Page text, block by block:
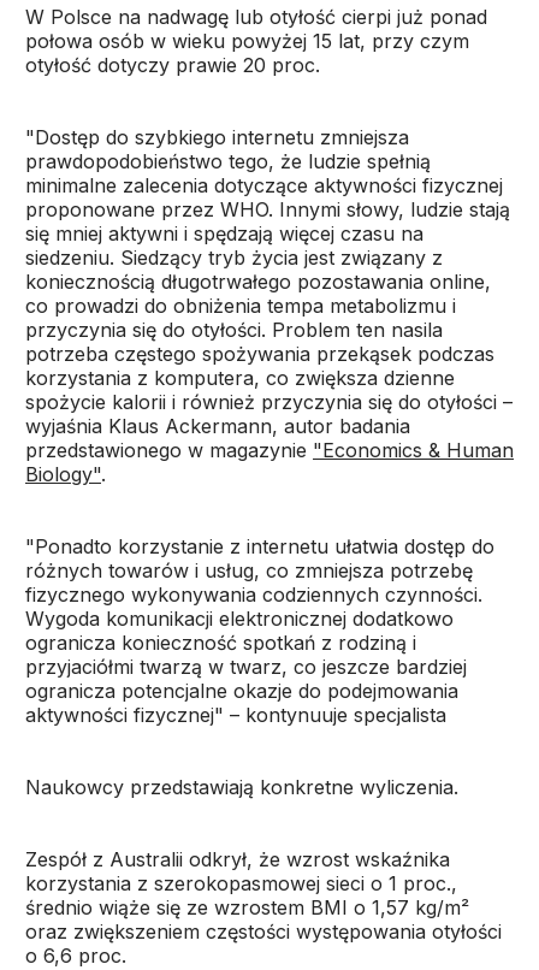
W Polsce na nadwagę lub otyłość cierpi już ponad
połowa osób w wieku powyżej 15 lat, przy czym
otyłość dotyczy prawie 20 proc.
"Dostęp do szybkiego internetu zmniejsza
prawdopodobieństwo tego, że ludzie spełnią
minimalne zalecenia dotyczące aktywności fizycznej
proponowane przez WHO. Innymi słowy, ludzie stają
się mniej aktywni i spędzają więcej czasu na
siedzeniu. Siedzący tryb życia jest związany z
koniecznością długotrwałego pozostawania online,
co prowadzi do obniżenia tempa metabolizmu i
przyczynia się do otyłości. Problem ten nasila
potrzeba częstego spożywania przekąsek podczas
korzystania z komputera, co zwiększa dzienne
spożycie kalorii i również przyczynia się do otyłości –
wyjaśnia Klaus Ackermann, autor badania
przedstawionego w magazynie "Economics & Human
Biology".
"Ponadto korzystanie z internetu ułatwia dostęp do
różnych towarów i usług, co zmniejsza potrzebę
fizycznego wykonywania codziennych czynności.
Wygoda komunikacji elektronicznej dodatkowo
ogranicza konieczność spotkań z rodziną i
przyjaciółmi twarzą w twarz, co jeszcze bardziej
ogranicza potencjalne okazje do podejmowania
aktywności fizycznej" – kontynuuje specjalista
Naukowcy przedstawiają konkretne wyliczenia.
Zespół z Australii odkrył, że wzrost wskaźnika
korzystania z szerokopasmowej sieci o 1 proc.,
średnio wiąże się ze wzrostem BMI o 1,57 kg/m²
oraz zwiększeniem częstości występowania otyłości
o 6,6 proc.